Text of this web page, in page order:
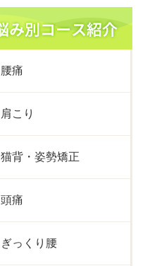
腰痛
肩こり
猫背・姿勢矯正
頭痛
ぎっくり腰